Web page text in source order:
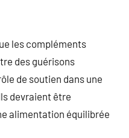
les compléments
des guérisons
de soutien dans une
devraient être
alimentation équilibrée